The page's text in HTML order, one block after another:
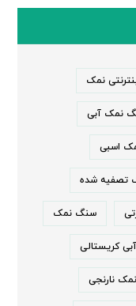
نمک
نمک آبی
اسبی
تصفیه شده
سنگ نمک
کریستالی
نارنجی